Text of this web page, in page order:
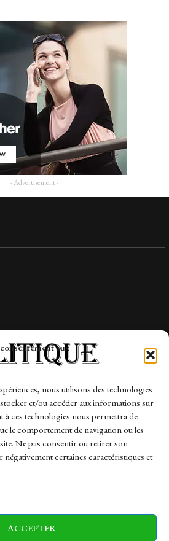
aux
nous utilisons des technologies
et/ou accéder aux informations sur
à ces technologies nous permettra de
le comportement de navigation ou les
Ne pas consentir ou retirer son
certaines caractéristiques et
ACCEPTER
- Advertisement -
Marches Politics